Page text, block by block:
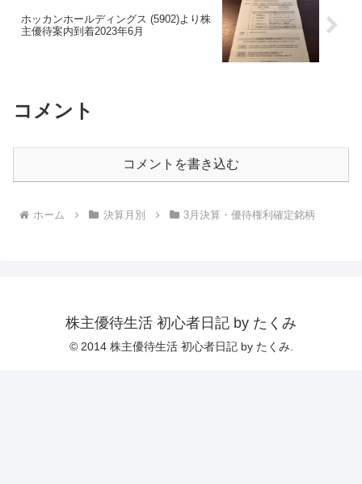
ホッカンホールディングス (5902)より株
主優待案内到着2023年6月
コメント
コメントを書き込む
ホーム 決算月別 3月決算・優待権利確定銘柄
株主優待生活 初心者日記 by たくみ
© 2014 株主優待生活 初心者日記 by たくみ.